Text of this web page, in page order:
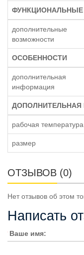
дополнительные
возможности
ОСОБЕННОСТИ
дополнительная
информация
рабочая температура
размер
ОТЗЫВОВ (0)
Нет отзывов об этом
Написать
Ваше имя: